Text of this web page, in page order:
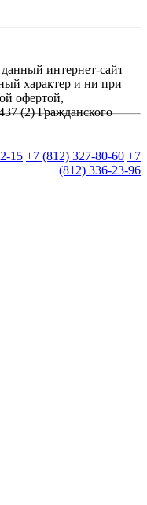
15 +7 (812) 327-80-60 +7
(812) 336-23-96
интернет-сайт
характер и ни при
офертой,
(2) Гражданского